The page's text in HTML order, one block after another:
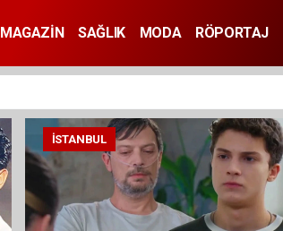
MAGAZİN SAĞLIK MODA RÖPORTAJ
İSTANBUL